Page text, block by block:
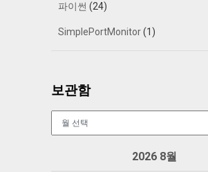
파이썬 (24)
SimplePortMonitor(1)
보관함
2026 8월